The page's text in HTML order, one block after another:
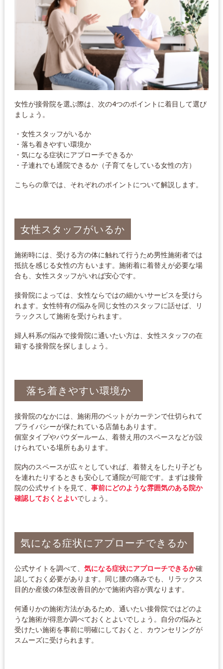
女性が接骨院を選ぶ際は、次の4つのポイントに着目して選び
ましょう。
・女性スタッフがいるか
・落ち着きやすい環境か
・気になる症状にアプローチできるか
・子連れでも通院できるか（子育てをしている女性の方）
こちらの章では、それぞれのポイントについて解説します。
女性スタッフがいるか
施術時には、受ける方の体に触れて行うため男性施術者では
抵抗を感じる女性の方もいます。施術着に着替えが必要な場
合も、女性スタッフがいれば安心です。
接骨院によっては、女性ならではの細かいサービスを受けら
れます。女性特有の悩みを同じ女性のスタッフに話せば、リ
ラックスして施術を受けられます。
婦人科系の悩みで接骨院に通いたい方は、女性スタッフの在
籍する接骨院を探しましょう。
落ち着きやすい環境か
接骨院のなかには、施術用のベットがカーテンで仕切られて
プライバシーが保たれている店舗もあります。
個室タイプやパウダールーム、着替え用のスペースなどが設
けられている場所もあります。
院内のスペースが広々としていれば、着替えをしたり子ども
を連れたりするときも安心して通院が可能です。まずは接骨
院の公式サイトを見て、 事前にどのような雰囲気のある院か
確認しておくとよいでしょう。
気になる症状にアプローチできるか
公式サイトを調べて、 気になる症状にアプローチできるか確
認しておく必要があります。同じ腰の痛みでも、リラックス
目的か産後の体型改善目的かで施術内容が異なります。
何通りかの施術方法があるため、通いたい接骨院ではどのよ
うな施術が得意か調べておくとよいでしょう。自分の悩みと
受けたい施術を事前に明確にしておくと、カウンセリングが
スムーズに受けられます。